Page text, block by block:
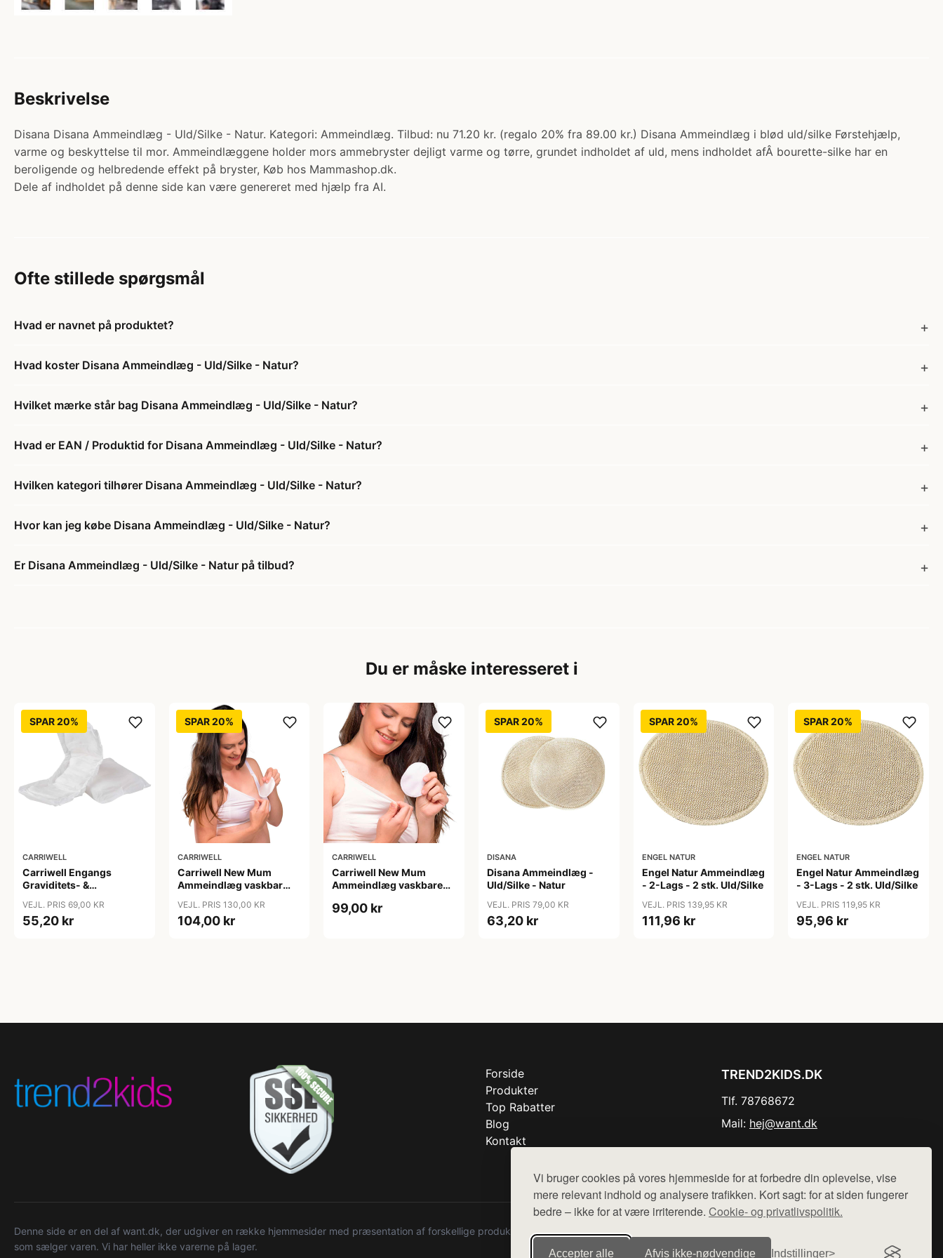
Vi bruger cookies på vores hjemmeside for at forbedre din oplevelse, vise
mere relevant indhold og analysere trafikken. Kort sagt: for at siden fungerer
bedre – ikke for at være irriterende. Cookie- og privatlivspolitik.
Accepter alle Afvis ikke‑nødvendige Indstillinger
Beskrivelse
Disana Disana Ammeindlæg - Uld/Silke - Natur. Kategori: Ammeindlæg. Tilbud: nu 71.20 kr. (regalo 20% fra 89.00 kr.) Disana Ammeindlæg i blød uld/silke Førstehjælp,
varme og beskyttelse til mor. Ammeindlæggene holder mors ammebryster dejligt varme og tørre, grundet indholdet af uld, mens indholdet afÂ bourette-silke har en
beroligende og helbredende effekt på bryster, Køb hos Mammashop.dk.
Dele af indholdet på denne side kan være genereret med hjælp fra AI.
Ofte stillede spørgsmål
Hvad er navnet på produktet?
Hvad koster Disana Ammeindlæg - Uld/Silke - Natur?
Hvilket mærke står bag Disana Ammeindlæg - Uld/Silke - Natur?
Hvad er EAN / Produktid for Disana Ammeindlæg - Uld/Silke - Natur?
Hvilken kategori tilhører Disana Ammeindlæg - Uld/Silke - Natur?
Hvor kan jeg købe Disana Ammeindlæg - Uld/Silke - Natur?
Er Disana Ammeindlæg - Uld/Silke - Natur på tilbud?
Du er måske interesseret i
SPAR 20%
CARRIWELL
Carriwell Engangs
Graviditets- &
VEJL. PRIS 69,00 KR
55,20 kr
SPAR 20%
CARRIWELL
Carriwell New Mum
Ammeindlæg vaskbar
VEJL. PRIS 130,00 KR
104,00 kr
CARRIWELL
Carriwell New Mum
Ammeindlæg vaskbare
99,00 kr
SPAR 20%
DISANA
Disana Ammeindlæg -
Uld/Silke - Natur
VEJL. PRIS 79,00 KR
63,20 kr
SPAR 20%
ENGEL NATUR
Engel Natur Ammeindlæg
- 2-Lags - 2 stk. Uld/Silke
VEJL. PRIS 139,95 KR
111,96 kr
SPAR 20%
ENGEL NATUR
Engel Natur Ammeindlæg
- 3-Lags - 2 stk. Uld/Silke
VEJL. PRIS 119,95 KR
95,96 kr
Forside
Produkter
Top Rabatter
Blog
Kontakt
TREND2KIDS.DK
Tlf. 78768672
Mail: hej@want.dk
Denne side er en del af want.dk, der udgiver en række hjemmesider med præsentation af forskellige produkter fra diverse webshops. Der sælges ikke varer fra denne side - vi henviser til de shops,
som sælger varen. Vi har heller ikke varerne på lager.